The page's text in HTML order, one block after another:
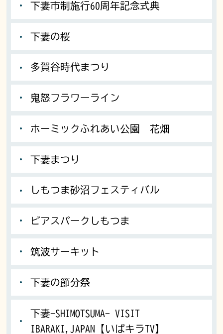
下妻市制施行60周年記念式典
下妻の桜
多賀谷時代まつり
鬼怒フラワーライン
ホーミックふれあい公園 花畑
下妻まつり
しもつま砂沼フェスティバル
ビアスパークしもつま
筑波サーキット
下妻の節分祭
下妻-SHIMOTSUMA- VISIT
IBARAKI,JAPAN【いばキラTV】